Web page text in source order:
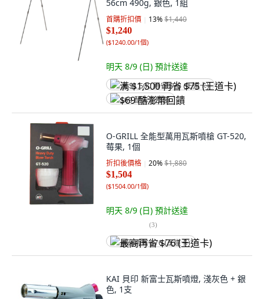
56cm 490g, 銀色, 1組
首購折扣價 13%$1,440
$1,240
($1240.00/1個)
明天 8/9 (日) 預計送達
满 $1,500 再省 $75 (王道卡)
$69 酷澎幣回饋
O-GRILL 全能型萬用瓦斯噴槍 GT-520,
莓果, 1個
折扣後價格 20%$1,880
$1,504
($1504.00/1個)
明天 8/9 (日) 預計送達
(3)
最高再省 $76 (王道卡)
KAI 貝印 新富士瓦斯噴燈, 淺灰色 + 銀
色, 1支